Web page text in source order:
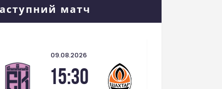
матч
09.08.2026
15:30